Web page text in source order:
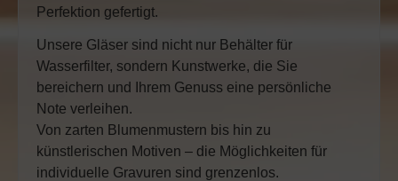
Perfektion gefertigt.
Unsere Gläser sind nicht nur Behälter für
Wasserfilter, sondern Kunstwerke, die Sie
bereichern und Ihrem Genuss eine persönliche
Note verleihen.
Von zarten Blumenmustern bis hin zu
künstlerischen Motiven – die Möglichkeiten für
individuelle Gravuren sind grenzenlos.